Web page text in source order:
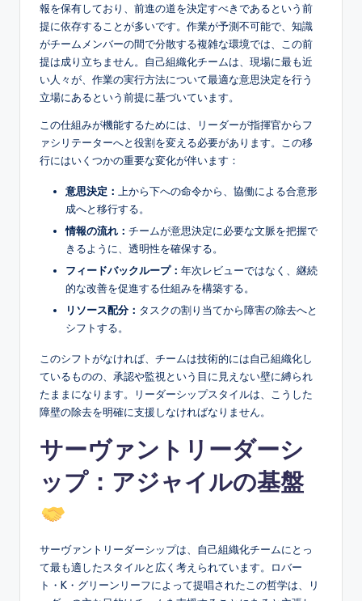
報を保有しており、前進の道を決定すべきであるという前
提に依存することが多いです。作業が予測不可能で、知識
がチームメンバーの間で分散する複雑な環境では、この前
提は成り立ちません。自己組織化チームは、現場に最も近
い人々が、作業の実行方法について最適な意思決定を行う
立場にあるという前提に基づいています。
この仕組みが機能するためには、リーダーが指揮官からフ
ァシリテーターへと役割を変える必要があります。この移
行にはいくつかの重要な変化が伴います：
意思決定：
上から下への命令から、協働による合意形
成へと移行する。
情報の流れ： チームが意思決定に必要な文脈を把握で
きるように、透明性を確保する。
フィードバックループ： 年次レビューではなく、継続
的な改善を促進する仕組みを構築する。
リソース配分： タスクの割り当てから障害の除去へと
シフトする。
このシフトがなければ、チームは技術的には自己組織化し
ているものの、承認や監視という目に見えない壁に縛られ
たままになります。リーダーシップスタイルは、こうした
障壁の除去を明確に支援しなければなりません。
サーヴァントリーダーシ
ップ：アジャイルの基盤
サーヴァントリーダーシップは、自己組織化チームにとっ
て最も適したスタイルと広く考えられています。ロバー
ト・K・グリーンリーフによって提唱されたこの哲学は、リ